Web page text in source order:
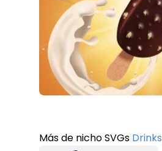
Más de nicho SVGs Drinks